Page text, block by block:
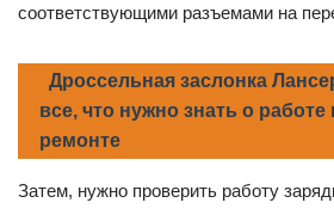
соответствующими разъемами на
Дроссельная заслонка
все, что нужно знать о работе
ремонте
Затем, нужно проверить работу